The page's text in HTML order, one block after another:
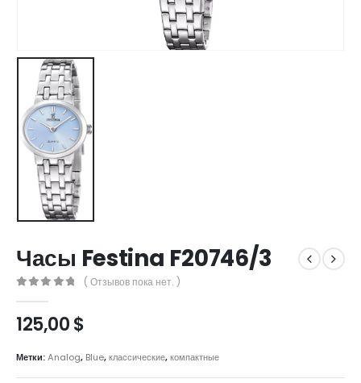
Часы Festina F20746/3
( Отзывов пока нет. )
125,00$
Метки:Analog, Blue,классические,компактные